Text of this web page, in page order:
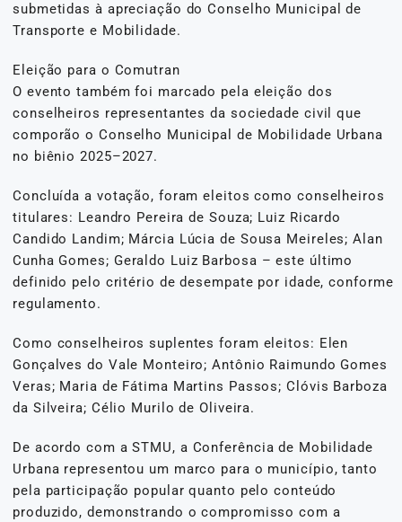
submetidas à apreciação do Conselho Municipal de
Transporte e Mobilidade.
Eleição para o Comutran
O evento também foi marcado pela eleição dos
conselheiros representantes da sociedade civil que
comporão o Conselho Municipal de Mobilidade Urbana
no biênio 2025–2027.
Concluída a votação, foram eleitos como conselheiros
titulares: Leandro Pereira de Souza; Luiz Ricardo
Candido Landim; Márcia Lúcia de Sousa Meireles; Alan
Cunha Gomes; Geraldo Luiz Barbosa – este último
definido pelo critério de desempate por idade, conforme
regulamento.
Como conselheiros suplentes foram eleitos: Elen
Gonçalves do Vale Monteiro; Antônio Raimundo Gomes
Veras; Maria de Fátima Martins Passos; Clóvis Barboza
da Silveira; Célio Murilo de Oliveira.
De acordo com a STMU, a Conferência de Mobilidade
Urbana representou um marco para o município, tanto
pela participação popular quanto pelo conteúdo
produzido, demonstrando o compromisso com a